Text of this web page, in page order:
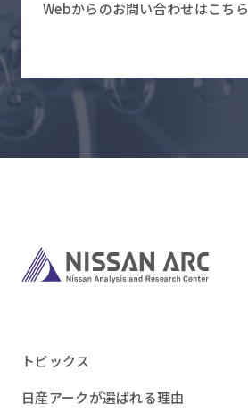
Webからのお問い合わせはこちら
トピックス
日産アークが選ばれる理由